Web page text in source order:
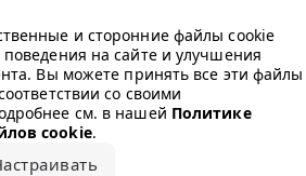
и сторонние файлы cookie
на сайте и улучшения
Вы можете принять все эти файлы
со своими
см. в нашей Политике
cookie.
the brand